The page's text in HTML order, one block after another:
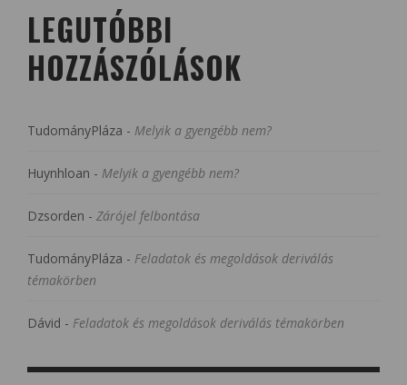
LEGUTÓBBI
HOZZÁSZÓLÁSOK
TudományPláza - Melyik a gyengébb nem?
Huynhloan - Melyik a gyengébb nem?
Dzsorden - Zárójel felbontása
TudományPláza - Feladatok és megoldások deriválás
témakörben
Dávid - Feladatok és megoldások deriválás témakörben